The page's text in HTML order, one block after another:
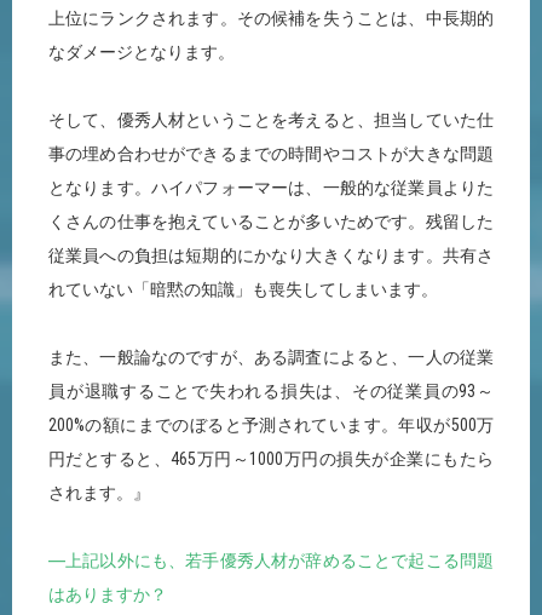
上位にランクされます。その候補を失うことは、中長期的
なダメージとなります。
そして、優秀人材ということを考えると、担当していた仕
事の埋め合わせができるまでの時間やコストが大きな問題
となります。ハイパフォーマーは、一般的な従業員よりた
くさんの仕事を抱えていることが多いためです。残留した
従業員への負担は短期的にかなり大きくなります。共有さ
れていない「暗黙の知識」も喪失してしまいます。
また、一般論なのですが、ある調査によると、一人の従業
員が退職することで失われる損失は、その従業員の93～
200%の額にまでのぼると予測されています。年収が500万
円だとすると、465万円～1000万円の損失が企業にもたら
されます。』
―上記以外にも、若手優秀人材が辞めることで起こる問題
はありますか？